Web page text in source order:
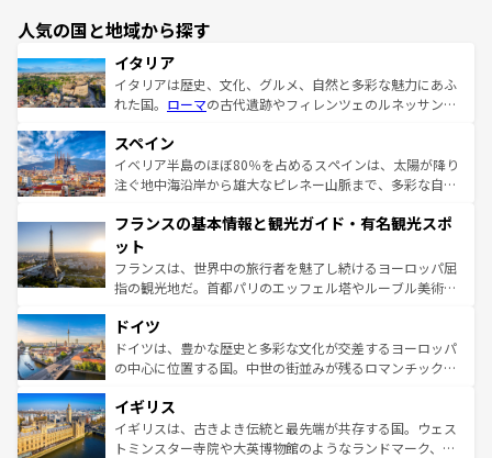
人気の国と地域から探す
イタリア
イタリアは歴史、文化、グルメ、自然と多彩な魅力にあふ
れた国。 ローマの古代遺跡やフィレンツェのルネッサンス
ろん、トスカーナの美しい田園風景やアマルフィ海岸の絶
景など、自然景観も見逃せない。観光の合間には、本場の
ピザやパスタなど、絶品のイタリア料理を堪能することも
ませてくれるイタリアで、忘れられない旅をしてみよう！
なお、新着のイタリア情報は
しい。
スペイン
イベリア半島のほぼ80％を占めるスペインは、太陽が降り
注ぐ地中海沿岸から雄大なピレネー山脈まで、多彩な自然
文化が根付くこの国では、情熱的なフラメンコ、熱気あふ
れる闘牛、そして美味しいタパスが生活の一部となってい
る。首都マドリードの洗練された雰囲気や、バルセロナの
アートに溢れた街角から、地方では古代ローマ遺跡や中世
せる。地方によって風土や気候が異なるスペインはその個
性で訪れる人を魅了する。 なお、新着のスペイン情報は コ
ンテンツ一覧を参照してほしい。
フランスの基本情報と観光ガイド・有名観光スポ
ット
フランスは、世界中の旅行者を魅了し続けるヨーロッパ屈
指の観光地だ。首都パリのエッフェル塔やルーブル美術館
で、幅広い魅力が詰まっている。華麗な宮殿、歴史的な大
聖堂、美しいビーチ、そして豊かな自然が、訪れる者を心
から魅了する。また、フランスは美食の国としても知ら
いる。シャンパンの発祥地であるランス、プロヴァンスの
香り高いラベンダー畑など、多彩な楽しみ方が可能だ。さ
らに、パリ以外の地域にも魅力が溢れており、どの街角に
ドイツ
ドイツは、豊かな歴史と多彩な文化が交差するヨーロッパ
の中心に位置する国。中世の街並みが残るロマンチック街
顔を持つこの国は、どこを歩いても飽きることがない。ベ
ルリンの文化的活気、バイエルン州のアルプスの絶景、そ
してライン川沿いのワイン畑といった風景は必見。ビール
イギリス
イギリスは、古きよき伝統と最先端が共存する国。ウェス
トミンスター寺院や大英博物館のようなランドマーク、歴